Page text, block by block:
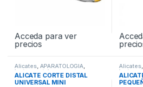
Acceda para ver
precios
Alicates, APARATOLOGIA,
Instrumental
ALICATE CORTE DISTAL
UNIVERSAL MINI
Alicates,